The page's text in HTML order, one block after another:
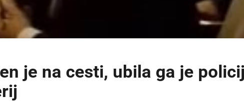
je na cesti, ubila ga je